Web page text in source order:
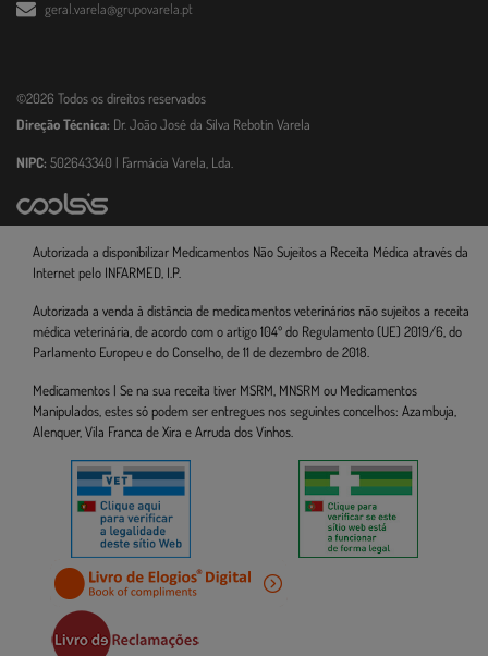
geral.varela@grupovarela.pt
©2026 Todos os direitos reservados
Direção Técnica: Dr. João José da Silva Rebotin Varela
NIPC: 502643340 | Farmácia Varela, Lda.
Autorizada a disponibilizar Medicamentos Não Sujeitos a Receita Médica através da
Internet pelo INFARMED, I.P.
Autorizada a venda à distância de medicamentos veterinários não sujeitos a receita
médica veterinária, de acordo com o artigo 104º do Regulamento (UE) 2019/6, do
Parlamento Europeu e do Conselho, de 11 de dezembro de 2018.
Medicamentos | Se na sua receita tiver MSRM, MNSRM ou Medicamentos
Manipulados, estes só podem ser entregues nos seguintes concelhos: Azambuja,
Alenquer, Vila Franca de Xira e Arruda dos Vinhos.